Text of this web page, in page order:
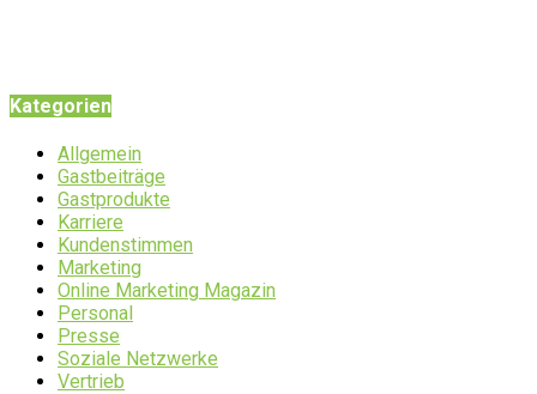
Kategorien
Allgemein
Gastbeiträge
Gastprodukte
Karriere
Kundenstimmen
Marketing
Online Marketing Magazin
Personal
Presse
Soziale Netzwerke
Vertrieb